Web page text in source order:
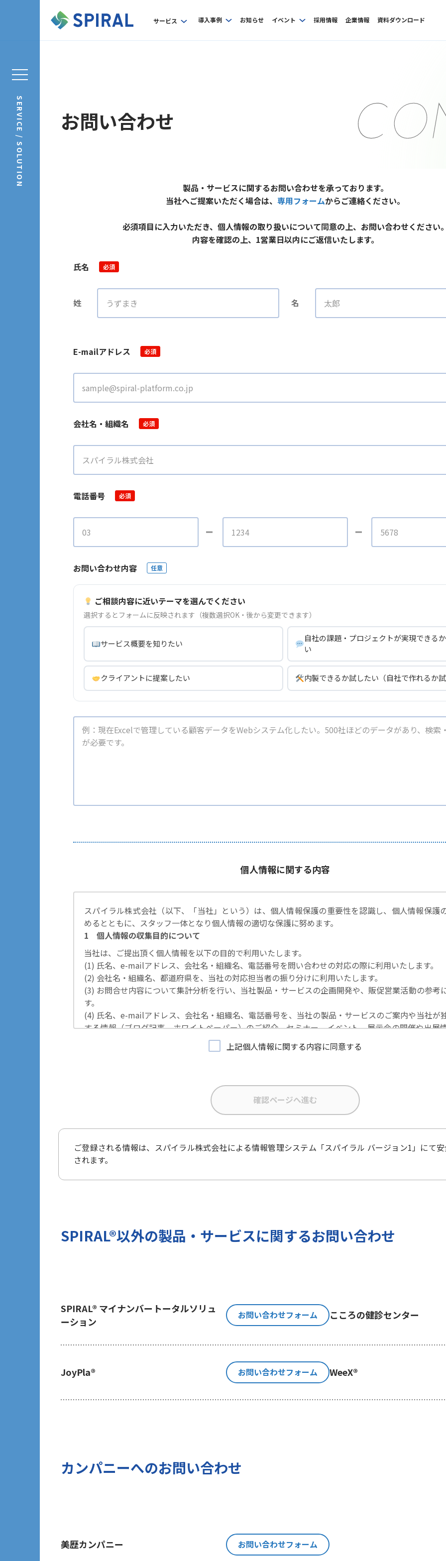
サービス 導入事例 お知らせ イベント 採用情報 企業情報 資料ダウンロード
SERVICE / SOLUTION お問い合わせ
製品・サービスに関するお問い合わせを承っております。
当社へご提案いただく場合は、 専用フォームからご連絡ください。
必須項目に入力いただき、個人情報の取り扱いについて同意の上、お問い合わせください
内容を確認の上、1営業日以内にご返信いたします。
氏名 必須
姓 名
E-mailアドレス 必須
会社名・組織名 必須
電話番号 必須
お問い合わせ内容 任意
ご相談内容に近いテーマを選んでください
選択するとフォームに反映されます（複数選択OK・後から変更できます）
サービス概要を知りたい
自社の課題・プロジェクトが実現できる
い
クライアントに提案したい 内製できるか試したい（自社で作れるか
個人情報に関する内容
スパイラル株式会社（以下、「当社」という）は、個人情報保護の重要性を認識し、個人情報保護
めるとともに、スタッフ一体となり個人情報の適切な保護に努めます。
1 個人情報の収集目的について
当社は、ご提出頂く個人情報を以下の目的で利用いたします。
(1) 氏名、e-mailアドレス、会社名・組織名、電話番号を問い合わせの対応の際に利用いたします。
(2) 会社名・組織名、都道府県を、当社の対応担当者の振り分けに利用いたします。
(3) お問合せ内容について集計分析を行い、当社製品・サービスの企画開発や、販促営業活動の参考
す。
(4) 氏名、e-mailアドレス、会社名・組織名、電話番号を、当社の製品・サービスのご案内や当社が
する情報（ブログ記事、ホワイトペーパー）のご紹介、セミナー、イベント、展示会の開催や出展
その他の目的では使用致しません。
ご提出頂く個人情報は、当社にて正確な状態に保ち、不正アクセス、紛失・破壊・改ざんおよび漏
また、EEA（欧州経済領域）域内所在者の個人データを日本を含む域外へ移転する場合、当社は、
3 個人情報の第三者提供について
当社は法令で定められる場合を除き、ご提出いただく個人情報を、貴方の同意なく第三者に提供す
ざいません。
づけ、お客様の興味関心に沿った当社サービスに関する広告の配信を行うことを目的としており、
5 個人情報の保存期間について
当社は、貴方の同意を得た収集目的に必要な期間に限り貴方の個人情報を保存します。
及び第三者への提供の停止（以下「開示等」といいます。）を請求することができます。貴方ご自身
の開示等を請求される場合は、後述の消費者相談・苦情窓口にご連絡をお願いいたします。なお、
7 個人情報の処理に関する権利について
(4)同意を撤回する権利
に発信する情報（ブログ記事、ホワイトペーパー）のご紹介、セミナー、イベント、展示会の開催
のご提供ができないことをご了承下さい。
上記個人情報に関する内容に同意する
ご登録される情報は、 スパイラル株式会社による情報管理システム「スパイラル バージョン1」 にて
されます。
SPIRAL®以外の製品・サービスに関するお問い合わせ
SPIRAL® マイナンバートータルソリュ
ーション
お問い合わせフォーム こころの健診センター
JoyPla® お問い合わせフォーム WeeX®
カンパニーへのお問い合わせ
美歴カンパニー お問い合わせフォーム